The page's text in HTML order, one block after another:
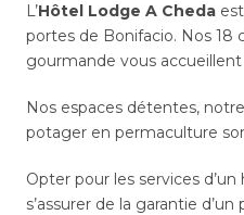
L’Hôtel Lodge A Cheda
portes de Bonifacio. Nos 18
gourmande vous accueillent
Nos espaces détentes,
potager en permaculture
Opter pour les services
s’assurer de la garantie